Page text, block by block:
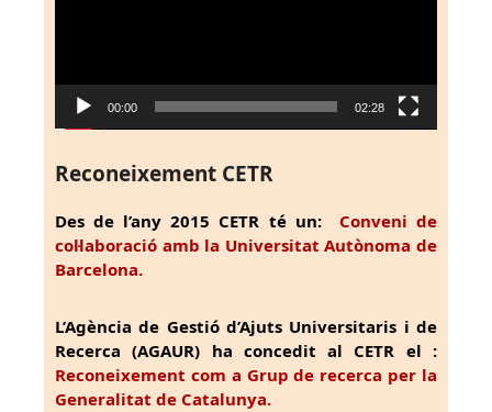
00:00 02:28
Reconeixement CETR
Des de l’any 2015 CETR té un: Conveni de
col·laboració amb la Universitat Autònoma de
Barcelona.
L’Agència de Gestió d’Ajuts Universitaris i de
Recerca (AGAUR) ha concedit al CETR el :
Reconeixement com a Grup de recerca per la
Generalitat de Catalunya.